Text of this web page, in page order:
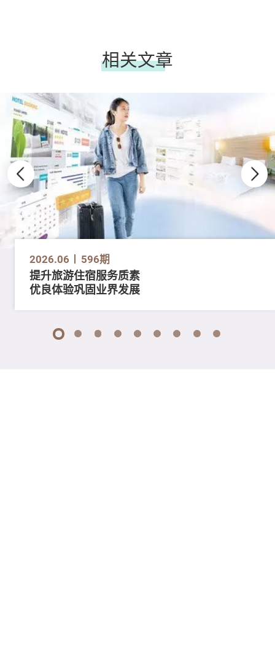
相关文章
2026.06 596期
提升旅游住宿服务质素
优良体验巩固业界发展
1 2 3 4 5 6 7 8 9